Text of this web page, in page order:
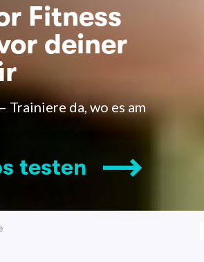
Fitness
deiner
Trainiere da, wo es am
testen